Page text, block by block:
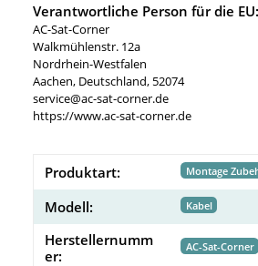
Verantwortliche Person für die EU:
AC-Sat-Corner
Walkmühlenstr. 12a
Nordrhein-Westfalen
Aachen, Deutschland, 52074
service@ac-sat-corner.de
https://www.ac-sat-corner.de
Produktart: Montage
Modell: Kabel
Herstellernumm
er:
AC-Sat-Corner